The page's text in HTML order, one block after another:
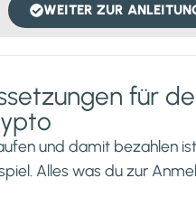
WEITER ZUR
für
und damit bezahlen
Alles was du zur